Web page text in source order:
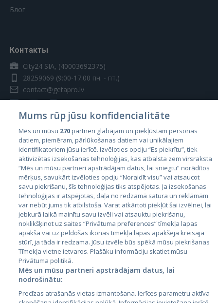
Блог
Контакты
City24 SIA, (40003692375)
28259069 (9:00-17:00 пн. - пт.)
contact@getapro.lv
Страны
Эстония
Латвия
Литва
City24.lv
City24.ee
Kainos.lt
Mums rūp jūsu konfidencialitāte
Mēs un mūsu 270partneri glabājam un piekļūstam personas
datiem, piemēram, pārlūkošanas datiem vai unikālajiem
identifikatoriem jūsu ierīcē. Izvēloties opciju “Es piekrītu”, tiek
aktivizētas izsekošanas tehnoloģijas, kas atbalsta zem virsraksta
“Mēs un mūsu partneri apstrādājam datus, lai sniegtu” norādītos
mērķus, savukārt izvēloties opciju “Noraidīt visu” vai atsaucot
savu piekrišanu, šīs tehnoloģijas tiks atspējotas. Ja izsekošanas
tehnoloģijas ir atspējotas, daļa no redzamā satura un reklāmām
var nebūt jums tik atbilstoša. Varat atkārtoti piekļūt šai izvēlnei, lai
jebkurā laikā mainītu savu izvēli vai atsauktu piekrišanu,
noklikšķinot uz saites “Privātuma preferences” tīmekļa lapas
apakšā vai uz peldošās ikonas tīmekļa lapas apakšējā kreisajā
stūrī, ja tāda ir redzama. Jūsu izvēle būs spēkā mūsu piekrišanas
Tīmekļa vietne ietvaros. Plašāku informāciju skatiet mūsu
Privātuma politikā.
Mēs un mūsu partneri apstrādājam datus, lai
nodrošinātu:
Precīzas atrašanās vietas izmantošana. Ierīces parametru aktīva